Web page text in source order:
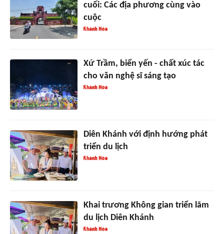
cuối: Các địa phương cùng vào
cuộc
Xứ Trầm, biển yến - chất xúc tác
cho văn nghệ sĩ sáng tạo
Diên Khánh với định hướng phát
triển du lịch
Khai trương Không gian triển lãm
du lịch Diên Khánh